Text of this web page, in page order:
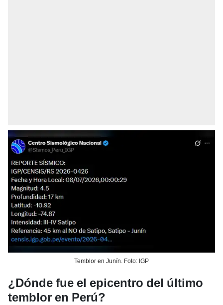
Temblor en Junín. Foto: IGP
¿Dónde fue el epicentro del último
temblor en Perú?